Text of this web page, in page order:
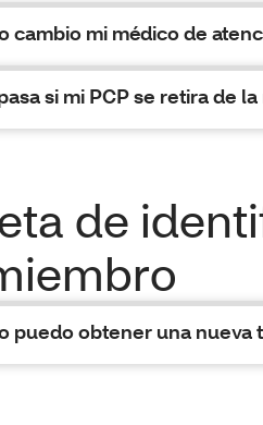
cambio mi médico de
si mi PCP se retira de
de
puedo obtener una